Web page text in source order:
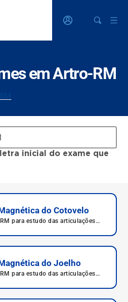
em Artro-RM
inicial do exame que
do Cotovelo
para estudo das articulações
para estudo com contraste das
para estudo das articulações com
do Joelho
para estudo das articulações
para estudo com contraste das
estudo das articulações com